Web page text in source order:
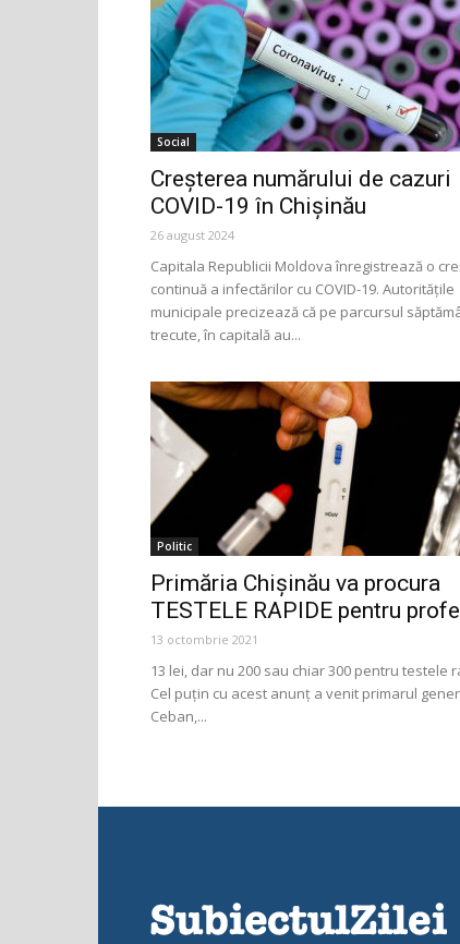
Social
Creșterea numărului de cazuri
COVID-19 în Chișinău
26 august 2024
Capitala Republicii Moldova înregistrează o
continuă a infectărilor cu COVID-19. Autoritățile
municipale precizează că pe parcursul
trecute, în capitală au...
Politic
Primăria Chișinău va procura
TESTELE RAPIDE pentru
13 octombrie 2021
13 lei, dar nu 200 sau chiar 300 pentru testele
Cel puțin cu acest anunț a venit primarul
Ceban,...